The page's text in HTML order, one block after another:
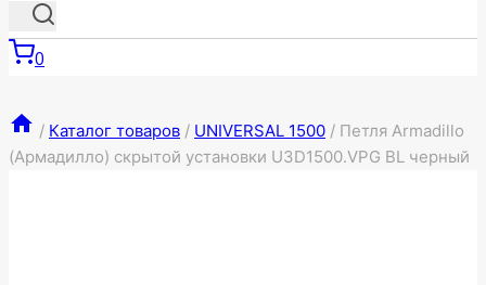
0
/ Каталог товаров / UNIVERSAL 1500 / Петля Armadillo
(Армадилло) скрытой установки U3D1500.VPG BL черный